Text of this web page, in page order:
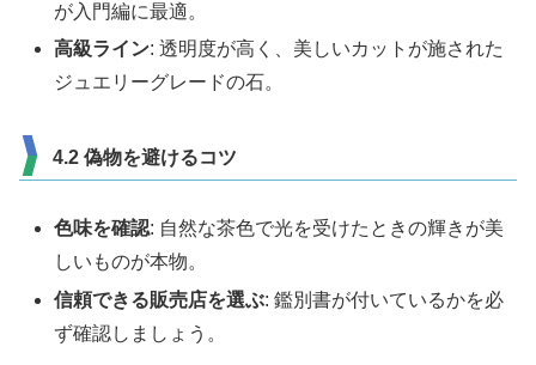
が入門編に最適。
高級ライン: 透明度が高く、美しいカットが施された
ジュエリーグレードの石。
4.2 偽物を避けるコツ
色味を確認: 自然な茶色で光を受けたときの輝きが美
しいものが本物。
信頼できる販売店を選ぶ: 鑑別書が付いているかを必
ず確認しましょう。